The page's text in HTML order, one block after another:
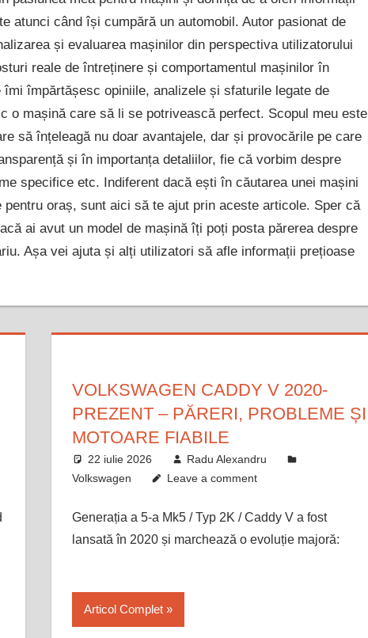
atunci când își cumpără un automobil. Autor pasionat de
și evaluarea mașinilor din perspectiva utilizatorului
reale de întreținere și comportamentul mașinilor în
împărtășesc opiniile, analizele și sfaturile legate de
o mașină care să li se potrivească perfect. Scopul meu este
să înțeleagă nu doar avantajele, dar și provocările pe care
și în importanța detaliilor, fie că vorbim despre
specifice etc. Indiferent dacă ești în căutarea unei mașini
oraș, sunt aici să te ajut prin aceste articole. Sper că
ai avut un model de mașină îți poți posta părerea despre
Așa vei ajuta și alți utilizatori să afle informații prețioase
VOLKSWAGEN CADDY V 2020-
PREZENT – PĂRERI, PROBLEME ȘI
MOTOARE FIABILE
22 iulie 2026
Radu Alexandru
Volkswagen
Leave a comment
Generația a 5-a Mk5 / Typ 2K / Caddy V a fost
lansată în 2020 și marchează o evoluție majoră:
Articol Complet